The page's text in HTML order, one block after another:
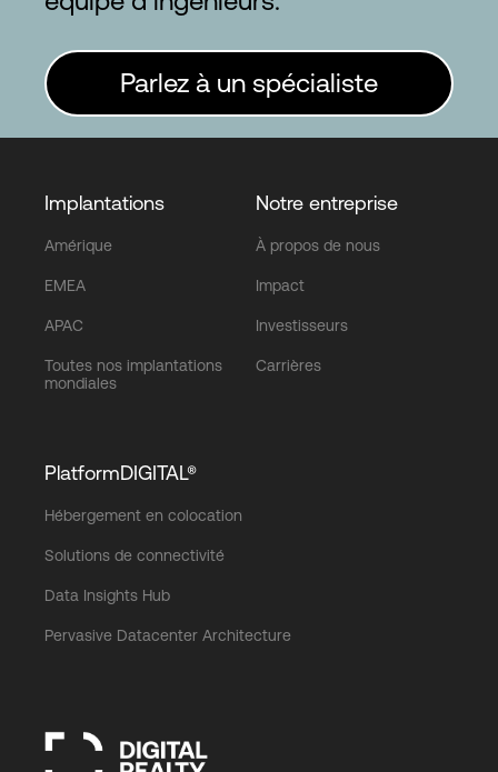
Parlez à un spécialiste
Implantations
Amérique
EMEA
APAC
Toutes nos implantations
mondiales
Notre entreprise
À propos de nous
Impact
Investisseurs
Carrières
PlatformDIGITAL®
Hébergement en colocation
Solutions de connectivité
Data Insights Hub
Pervasive Datacenter Architecture